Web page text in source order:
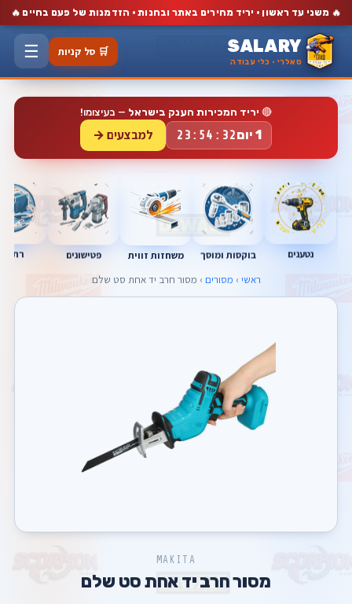
🔥 משני עד ראשון · יריד מחירים באתר ובחנות · הזדמנות של פעם בחיים🔥
SALARY
סאלרי · כלי עבודה
🛒 סל קניות ☰
🔴 יריד המכירות הענק בישראל — בעיצומו!
1 יום 23:54:31 למבצעים →
נטענים בוקסות ומוסך משחזות זווית פטישונים
ראשי › מסורים › מסור חרב יד אחת סט שלם
MAKITA
מסור חרב יד אחת סט שלם